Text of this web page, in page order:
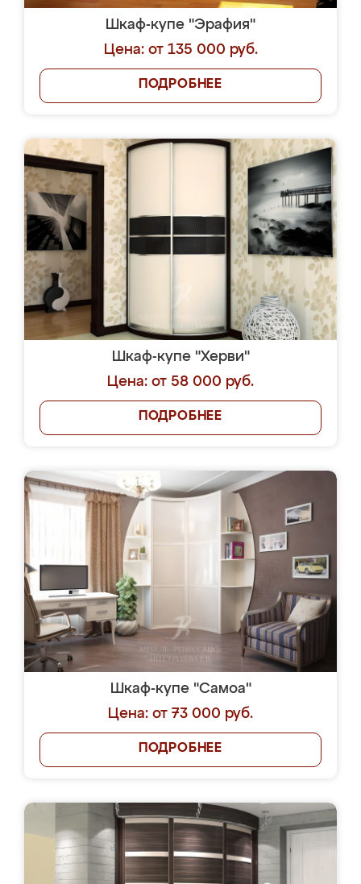
Шкаф-купе "Эрафия"
Цена: от 135 000 руб.
ПОДРОБНЕЕ
Шкаф-купе "Херви"
Цена: от 58 000 руб.
ПОДРОБНЕЕ
Шкаф-купе "Самоа"
Цена: от 73 000 руб.
ПОДРОБНЕЕ